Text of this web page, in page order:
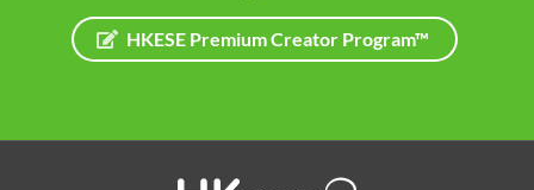
HKESE Premium Creator Program™